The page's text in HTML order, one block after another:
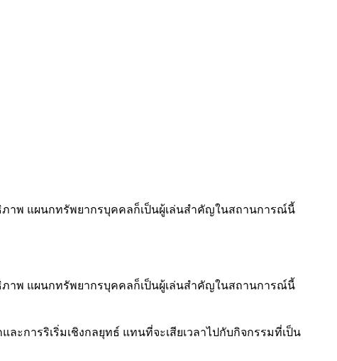
าพ แผนกทรัพยากรบุคคลก็เป็นผู้เล่นสำคัญในสถานการณ์นี้
าพ แผนกทรัพยากรบุคคลก็เป็นผู้เล่นสำคัญในสถานการณ์นี้
การริเริ่มเชิงกลยุทธ์ แทนที่จะเสียเวลาไปกับกิจกรรมที่เป็น